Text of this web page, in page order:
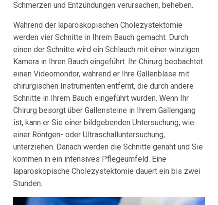
Schmerzen und Entzündungen verursachen, beheben.
Während der laparoskopischen Cholezystektomie
werden vier Schnitte in Ihrem Bauch gemacht. Durch
einen der Schnitte wird ein Schlauch mit einer winzigen
Kamera in Ihren Bauch eingeführt. Ihr Chirurg beobachtet
einen Videomonitor, während er Ihre Gallenblase mit
chirurgischen Instrumenten entfernt, die durch andere
Schnitte in Ihrem Bauch eingeführt wurden. Wenn Ihr
Chirurg besorgt über Gallensteine in Ihrem Gallengang
ist, kann er Sie einer bildgebenden Untersuchung, wie
einer Röntgen- oder Ultraschalluntersuchung,
unterziehen. Danach werden die Schnitte genäht und Sie
kommen in ein intensives Pflegeumfeld. Eine
laparoskopische Cholezystektomie dauert ein bis zwei
Stunden.